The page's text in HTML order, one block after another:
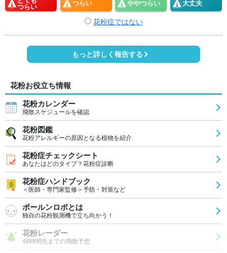
つらい
つらい ややつらい 大丈夫
花粉症ではない
もっと詳しく報告する
花粉お役立ち情報
花粉カレンダー
飛散スケジュールを確認
花粉図鑑
花粉アレルギーの原因となる植物を紹介
花粉症チェックシート
あなたはどのタイプ？花粉症診断
花粉症ハンドブック
＜医師・専門家監修＞予防・対策など
ポールンロボとは
独自の花粉観測機で立ち向かう！
花粉レーダー
48時間先までの飛散予想